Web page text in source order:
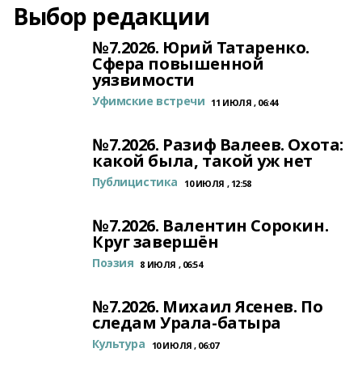
Выбор редакции
№7.2026. Юрий Татаренко.
Сфера повышенной
уязвимости
Уфимские встречи 11 ИЮЛЯ , 06:44
№7.2026. Разиф Валеев. Охота:
какой была, такой уж нет
Публицистика 10 ИЮЛЯ , 12:58
№7.2026. Валентин Сорокин.
Круг завершён
Поэзия 8 ИЮЛЯ , 06:54
№7.2026. Михаил Ясенев. По
следам Урала-батыра
Культура 10 ИЮЛЯ , 06:07